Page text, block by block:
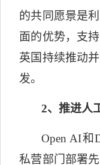
的共同愿景是
面的优势，支
英国持续推动
发。
2、推进人
Open AI和
私营部门部署